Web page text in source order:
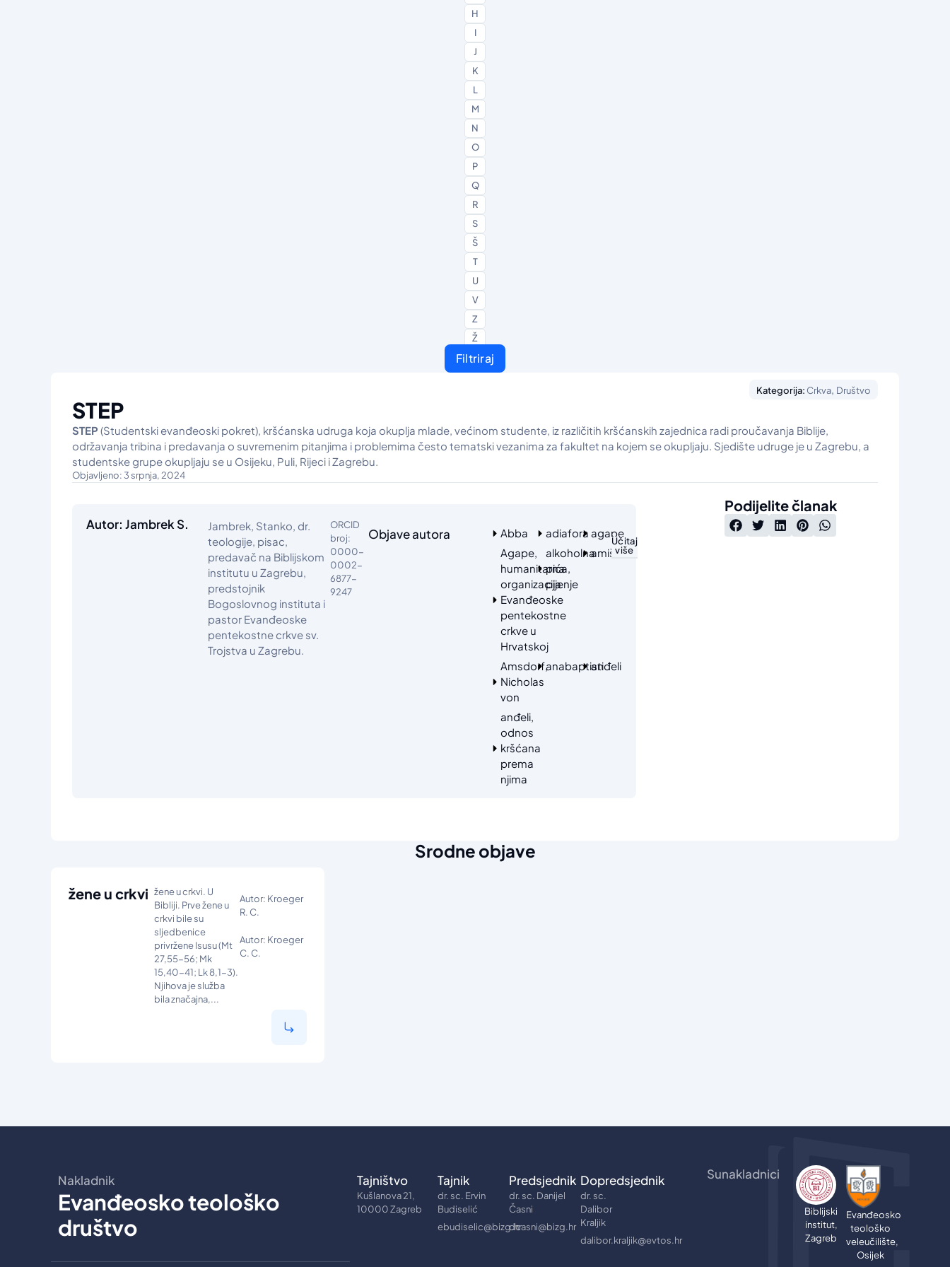
H
I
J
K
L
M
N
O
P
Q
R
S
Š
T
U
V
Z
Ž
Filtriraj
Kategorija: Crkva, Društvo
STEP
STEP (Studentski evanđeoski pokret), kršćanska udruga koja okuplja mlade, većinom studente, iz različitih kršćanskih zajednica radi proučavanja Biblije,
održavanja tribina i predavanja o suvremenim pitanjima i problemima često tematski vezanima za fakultet na kojem se okupljaju. Sjedište udruge je u Zagrebu, a
studentske grupe okupljaju se u Osijeku, Puli, Rijeci i Zagrebu.
Objavljeno: 3 srpnja, 2024
Autor: Jambrek S.
Jambrek, Stanko, dr.
teologije, pisac,
predavač na Biblijskom
institutu u Zagrebu,
predstojnik
Bogoslovnog instituta i
pastor Evanđeoske
pentekostne crkve sv.
Trojstva u Zagrebu.
ORCID
broj:
0000-
0002-
6877-
9247
Objave autora Abba adiafora agape
Agape,
humanitarna
organizacija
Evanđeoske
pentekostne
crkve u
Hrvatskoj
alkoholna
pića,
pijenje
amiši
Amsdorf,
Nicholas
von
anabaptistianđeli
anđeli,
odnos
kršćana
prema
njima
Učitaj
više
Podijelite članak
Srodne objave
žene u crkvi žene u crkvi. U
Bibliji. Prve žene u
crkvi bile su
sljedbenice
privržene Isusu (Mt
27,55-56; Mk
15,40-41; Lk 8,1-3).
Njihova je služba
bila značajna,...
Autor: Kroeger
R. C.
Autor: Kroeger
C. C.
Nakladnik
Evanđeosko teološko
društvo
Tajništvo
Kušlanova 21,
10000 Zagreb
Tajnik
dr. sc. Ervin
Budiselić
ebudiselic@bizg.hr
Predsjednik
dr. sc. Danijel
Časni
dcasni@bizg.hr
Dopredsjednik
dr. sc.
Dalibor
Kraljik
dalibor.kraljik@evtos.hr
Sunakladnici
Biblijski
institut,
Zagreb
Evanđeosko
teološko
veleučilište,
Osijek